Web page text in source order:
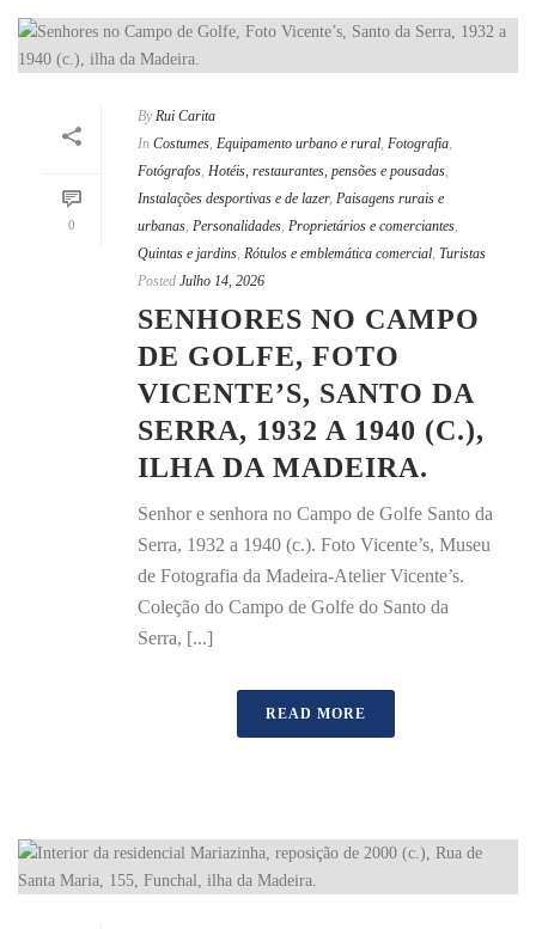
0
By Rui Carita
In Costumes, Equipamento urbano e rural, Fotografia,
Fotógrafos, Hotéis, restaurantes, pensões e pousadas,
Instalações desportivas e de lazer, Paisagens rurais e
urbanas, Personalidades, Proprietários e comerciantes,
Quintas e jardins, Rótulos e emblemática comercial, Turistas
Posted Julho 14, 2026
SENHORES NO CAMPO
DE GOLFE, FOTO
VICENTE’S, SANTO DA
SERRA, 1932 A 1940 (C.),
ILHA DA MADEIRA.
Senhor e senhora no Campo de Golfe Santo da
Serra, 1932 a 1940 (c.). Foto Vicente’s, Museu
de Fotografia da Madeira-Atelier Vicente’s.
Coleção do Campo de Golfe do Santo da
Serra, [...]
READ MORE